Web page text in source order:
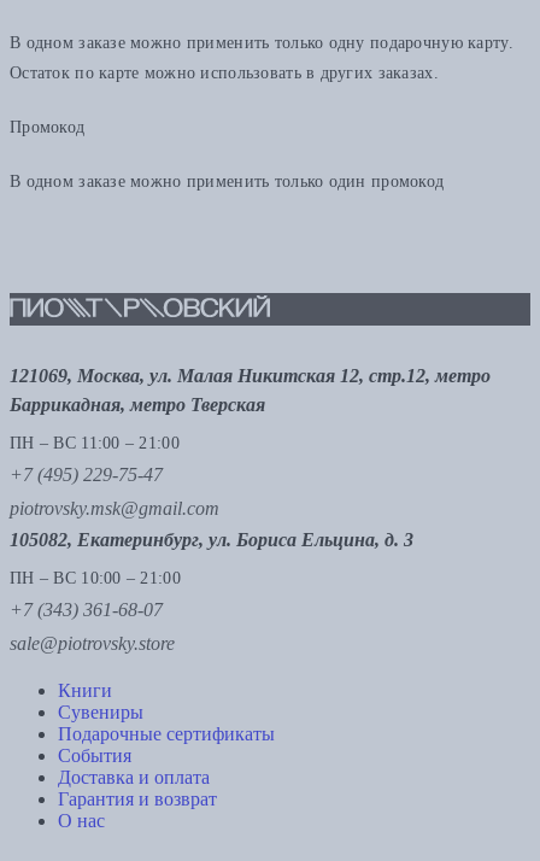
В одном заказе можно применить только одну подарочную карту.
Остаток по карте можно использовать в других заказах.
Промокод
В одном заказе можно применить только один промокод
121069, Москва, ул. Малая Никитская 12, стр.12, метро
Баррикадная, метро Тверская
ПН – ВС 11:00 – 21:00
+7 (495) 229-75-47
piotrovsky.msk@gmail.com
105082, Екатеринбург, ул. Бориса Ельцина, д. 3
ПН – ВС 10:00 – 21:00
+7 (343) 361-68-07
sale@piotrovsky.store
Книги
Сувениры
Подарочные сертификаты
События
Доставка и оплата
Гарантия и возврат
О нас